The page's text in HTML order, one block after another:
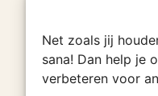
Net zoals jij
sana! Dan help je
verbeteren voor